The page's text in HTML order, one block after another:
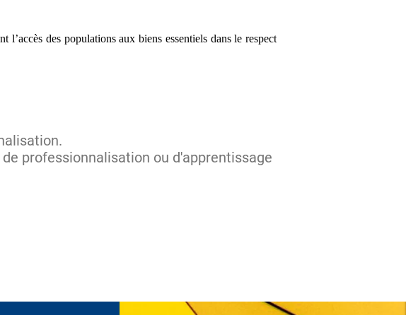
des populations aux biens essentiels dans le respect
professionnalisation ou d'apprentissage